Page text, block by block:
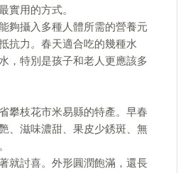
實用的方式。
夠攝入多種人體所需的營養元
抗力。春天適合吃的幾種水
，特別是孩子和老人更應該多
攀枝花市米易縣的特產。早春
、滋味濃甜、果皮少銹斑、無
就討喜。外形圓潤飽滿，還長